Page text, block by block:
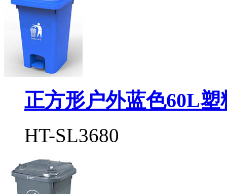
正方形户外蓝色60L塑
HT-SL3680